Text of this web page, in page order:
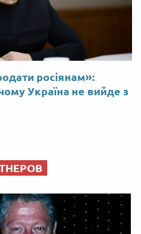
росіянам»:
Україна не вийде з